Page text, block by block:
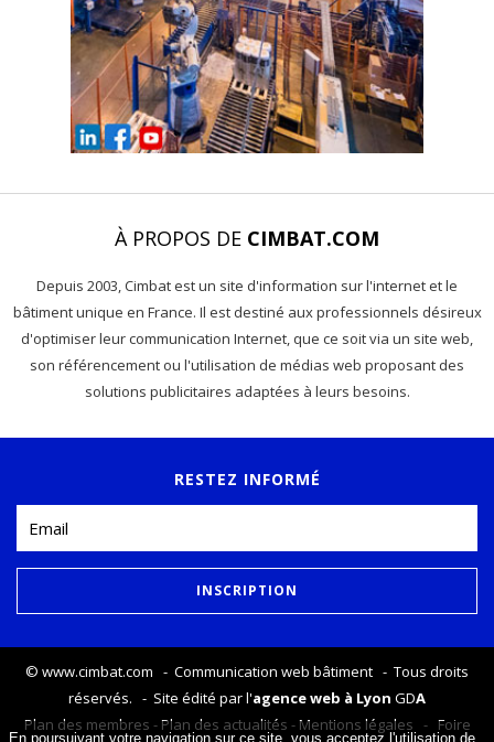
À PROPOS DE CIMBAT.COM
Depuis 2003, Cimbat est un site d'information sur l'internet et le
bâtiment unique en France. Il est destiné aux professionnels désireux
d'optimiser leur communication Internet, que ce soit via un site web,
son référencement ou l'utilisation de médias web proposant des
solutions publicitaires adaptées à leurs besoins.
RESTEZ INFORMÉ
© www.cimbat.com - Communication web bâtiment - Tous droits
réservés. - Site édité par l'agence web à Lyon GDA
Plan des membres -Plan des actualités -Mentions légales - Foire
En poursuivant votre navigation sur ce site, vous acceptez l'utilisation de